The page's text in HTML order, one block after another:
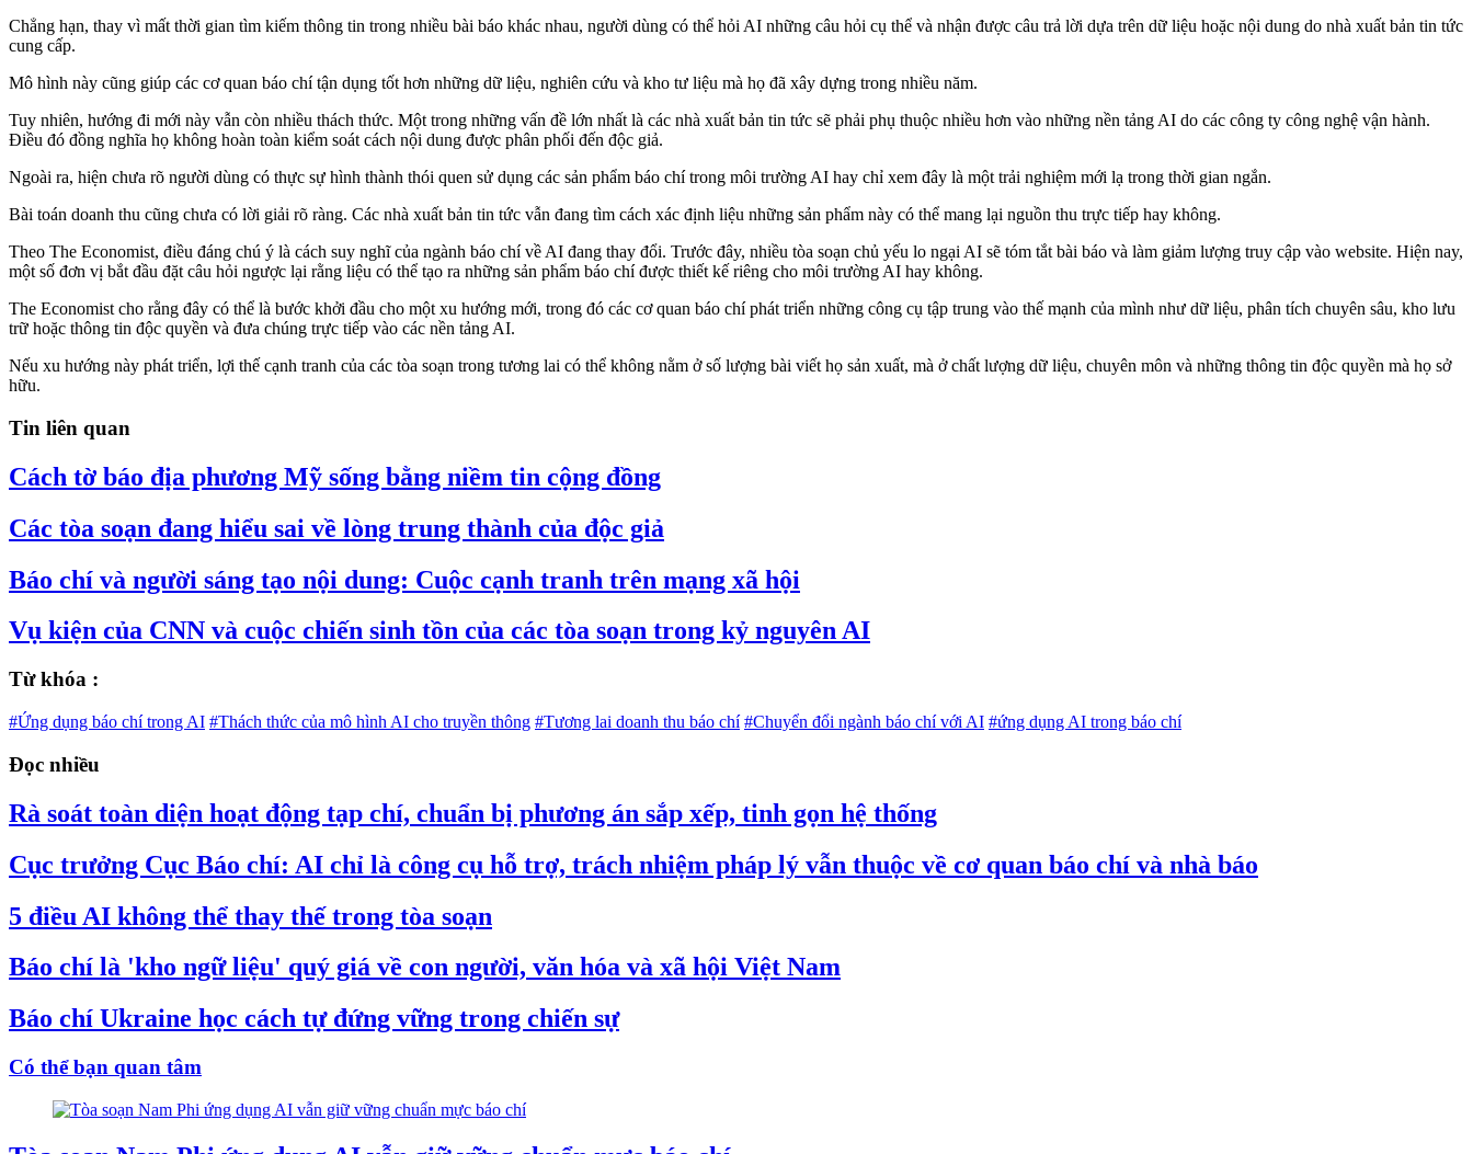
Chẳng hạn, thay vì mất thời gian tìm kiếm thông tin trong nhiều bài báo khác nhau, người dùng có thể hỏi AI những câu hỏi cụ thể và nhận được câu trả lời dựa trên dữ liệu hoặc nội dung do nhà xuất bản tin tức
cung cấp.
Mô hình này cũng giúp các cơ quan báo chí tận dụng tốt hơn những dữ liệu, nghiên cứu và kho tư liệu mà họ đã xây dựng trong nhiều năm.
Tuy nhiên, hướng đi mới này vẫn còn nhiều thách thức. Một trong những vấn đề lớn nhất là các nhà xuất bản tin tức sẽ phải phụ thuộc nhiều hơn vào những nền tảng AI do các công ty công nghệ vận hành.
Điều đó đồng nghĩa họ không hoàn toàn kiểm soát cách nội dung được phân phối đến độc giả.
Ngoài ra, hiện chưa rõ người dùng có thực sự hình thành thói quen sử dụng các sản phẩm báo chí trong môi trường AI hay chỉ xem đây là một trải nghiệm mới lạ trong thời gian ngắn.
Bài toán doanh thu cũng chưa có lời giải rõ ràng. Các nhà xuất bản tin tức vẫn đang tìm cách xác định liệu những sản phẩm này có thể mang lại nguồn thu trực tiếp hay không.
Theo The Economist, điều đáng chú ý là cách suy nghĩ của ngành báo chí về AI đang thay đổi. Trước đây, nhiều tòa soạn chủ yếu lo ngại AI sẽ tóm tắt bài báo và làm giảm lượng truy cập vào website. Hiện nay,
một số đơn vị bắt đầu đặt câu hỏi ngược lại rằng liệu có thể tạo ra những sản phẩm báo chí được thiết kế riêng cho môi trường AI hay không.
The Economist cho rằng đây có thể là bước khởi đầu cho một xu hướng mới, trong đó các cơ quan báo chí phát triển những công cụ tập trung vào thế mạnh của mình như dữ liệu, phân tích chuyên sâu, kho lưu
trữ hoặc thông tin độc quyền và đưa chúng trực tiếp vào các nền tảng AI.
Nếu xu hướng này phát triển, lợi thế cạnh tranh của các tòa soạn trong tương lai có thể không nằm ở số lượng bài viết họ sản xuất, mà ở chất lượng dữ liệu, chuyên môn và những thông tin độc quyền mà họ sở
hữu.
Tin liên quan
Cách tờ báo địa phương Mỹ sống bằng niềm tin cộng đồng
Các tòa soạn đang hiểu sai về lòng trung thành của độc giả
Báo chí và người sáng tạo nội dung: Cuộc cạnh tranh trên mạng xã hội
Vụ kiện của CNN và cuộc chiến sinh tồn của các tòa soạn trong kỷ nguyên AI
Từ khóa :
#Ứng dụng báo chí trong AI #Thách thức của mô hình AI cho truyền thông #Tương lai doanh thu báo chí #Chuyển đổi ngành báo chí với AI #ứng dụng AI trong báo chí
Đọc nhiều
Rà soát toàn diện hoạt động tạp chí, chuẩn bị phương án sắp xếp, tinh gọn hệ thống
Cục trưởng Cục Báo chí: AI chỉ là công cụ hỗ trợ, trách nhiệm pháp lý vẫn thuộc về cơ quan báo chí và nhà báo
5 điều AI không thể thay thế trong tòa soạn
Báo chí là 'kho ngữ liệu' quý giá về con người, văn hóa và xã hội Việt Nam
Báo chí Ukraine học cách tự đứng vững trong chiến sự
Có thể bạn quan tâm